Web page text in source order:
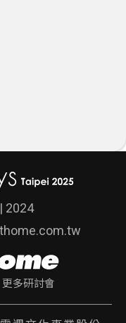
| 2024
更多研討會